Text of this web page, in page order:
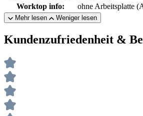
Worktop info:
ohne Arbeitsplatte
Mehr lesen Weniger lesen
Kundenzufriedenheit &